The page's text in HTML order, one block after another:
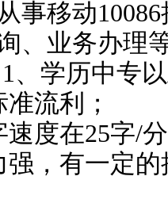
事移动
、业务办理
、学历中专
流利；
速度在25字/
强，有一定